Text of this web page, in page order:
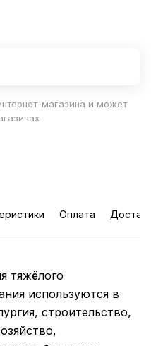
магазина и может
Оплата
тяжёлого
используются в
строительство,